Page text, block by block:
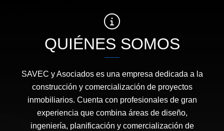
QUIÉNES SOMOS
SAVEC y Asociados es una empresa dedicada a la
construcción y comercialización de proyectos
inmobiliarios. Cuenta con profesionales de gran
experiencia que combina áreas de diseño,
ingeniería, planificación y comercialización de